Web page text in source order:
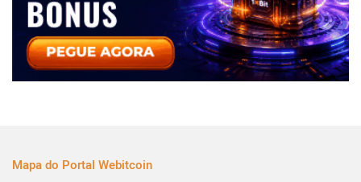
Mapa do Portal Webitcoin